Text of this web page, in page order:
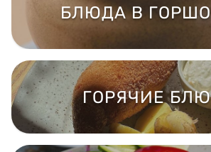
БЛЮДА В
ГОРЯЧИЕ